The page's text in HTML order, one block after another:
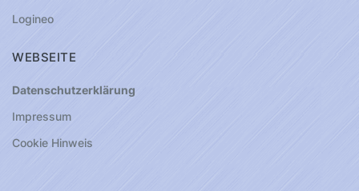
Logineo
WEBSEITE
Datenschutzerklärung
Impressum
Cookie Hinweis